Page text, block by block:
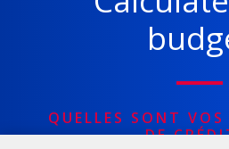
QUELLES SONT
DE